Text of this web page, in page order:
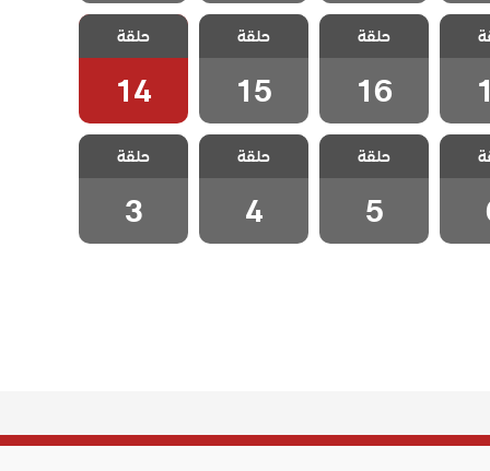
مسلسل الخليفة
الحلقة 16
حلقة
16
مسلسل الخليفة
الحلقة 15
حلقة
15
مسلسل الخليفة
الحلقة 14
حلقة
14
6
مسلسل الخليفة
الحلقة 5
حلقة
5
مسلسل الخليفة
الحلقة 4
حلقة
4
مسلسل الخليفة
الحلقة 3
حلقة
3